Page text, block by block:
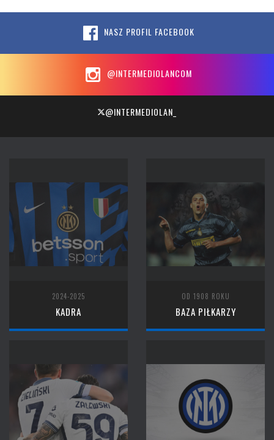
NASZ PROFIL FACEBOOK
@INTERMEDIOLANCOM
@INTERMEDIOLAN_
2024-2025
KADRA
OD 1908 ROKU
BAZA PIŁKARZY